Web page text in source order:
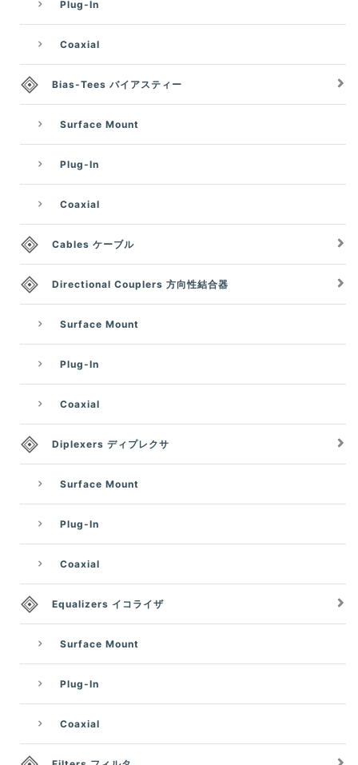
Plug-In
Coaxial
Bias-Tees バイアスティー
Surface Mount
Plug-In
Coaxial
Cables ケーブル
Directional Couplers 方向性結合器
Surface Mount
Plug-In
Coaxial
Diplexers ディプレクサ
Surface Mount
Plug-In
Coaxial
Equalizers イコライザ
Surface Mount
Plug-In
Coaxial